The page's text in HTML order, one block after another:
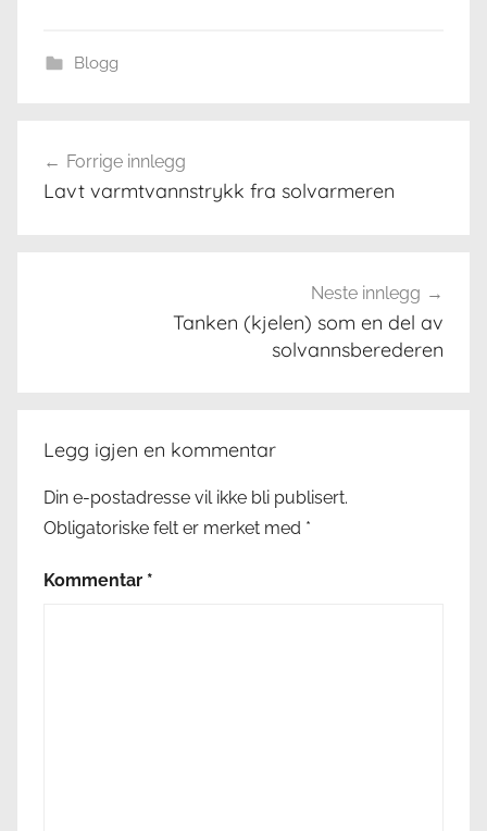
Blogg
Forrige innlegg
Lavt varmtvannstrykk fra solvarmeren
Neste innlegg
Tanken (kjelen) som en del av
solvannsberederen
Legg igjen en kommentar
Din e-postadresse vil ikke bli publisert.
Obligatoriske felt er merket med *
Kommentar *